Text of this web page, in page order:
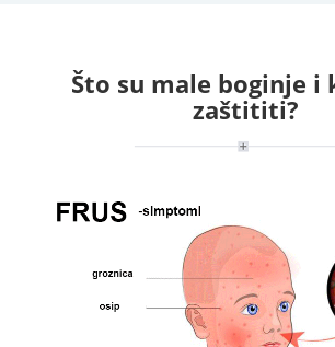
Organization
Information and Education
Antikorupcija
Što su male boginje i
zaštititi?